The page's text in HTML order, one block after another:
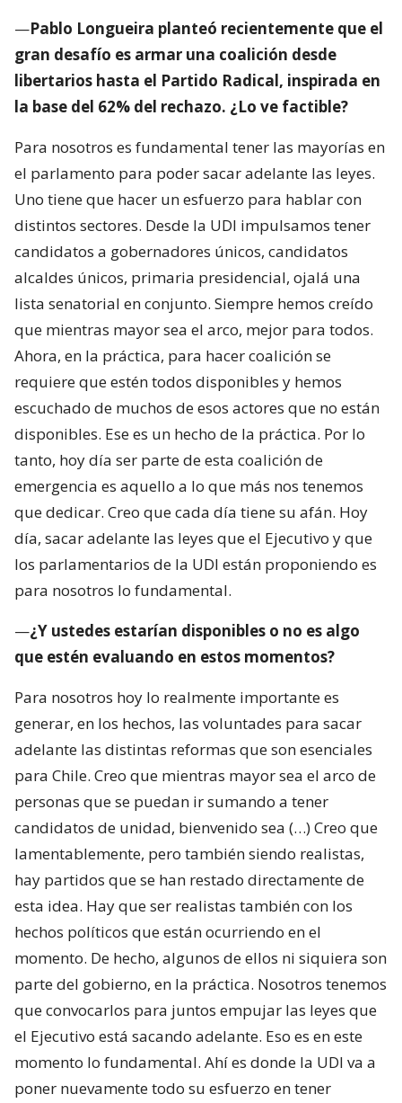
—Pablo Longueira planteó recientemente que el
gran desafío es armar una coalición desde
libertarios hasta el Partido Radical, inspirada en
la base del 62% del rechazo. ¿Lo ve factible?
Para nosotros es fundamental tener las mayorías en
el parlamento para poder sacar adelante las leyes.
Uno tiene que hacer un esfuerzo para hablar con
distintos sectores. Desde la UDI impulsamos tener
candidatos a gobernadores únicos, candidatos
alcaldes únicos, primaria presidencial, ojalá una
lista senatorial en conjunto. Siempre hemos creído
que mientras mayor sea el arco, mejor para todos.
Ahora, en la práctica, para hacer coalición se
requiere que estén todos disponibles y hemos
escuchado de muchos de esos actores que no están
disponibles. Ese es un hecho de la práctica. Por lo
tanto, hoy día ser parte de esta coalición de
emergencia es aquello a lo que más nos tenemos
que dedicar. Creo que cada día tiene su afán. Hoy
día, sacar adelante las leyes que el Ejecutivo y que
los parlamentarios de la UDI están proponiendo es
para nosotros lo fundamental.
—¿Y ustedes estarían disponibles o no es algo
que estén evaluando en estos momentos?
Para nosotros hoy lo realmente importante es
generar, en los hechos, las voluntades para sacar
adelante las distintas reformas que son esenciales
para Chile. Creo que mientras mayor sea el arco de
personas que se puedan ir sumando a tener
candidatos de unidad, bienvenido sea (…) Creo que
lamentablemente, pero también siendo realistas,
hay partidos que se han restado directamente de
esta idea. Hay que ser realistas también con los
hechos políticos que están ocurriendo en el
momento. De hecho, algunos de ellos ni siquiera son
parte del gobierno, en la práctica. Nosotros tenemos
que convocarlos para juntos empujar las leyes que
el Ejecutivo está sacando adelante. Eso es en este
momento lo fundamental. Ahí es donde la UDI va a
poner nuevamente todo su esfuerzo en tener